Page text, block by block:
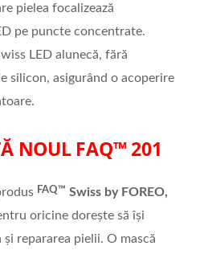
pielea focalizează
pe puncte concentrate.
LED alunecă, fără
silicon, asigurând o acoperire
NOUL FAQ™ 201
FAQ™ Swiss by FOREO,
oricine dorește să își
repararea pielii. O mască